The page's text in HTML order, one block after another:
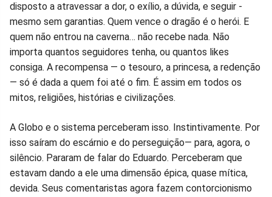
disposto a atravessar a dor, o exílio, a dúvida, e seguir -
mesmo sem garantias. Quem vence o dragão é o herói. E
quem não entrou na caverna… não recebe nada. Não
importa quantos seguidores tenha, ou quantos likes
consiga. A recompensa — o tesouro, a princesa, a redenção
— só é dada a quem foi até o fim. É assim em todos os
mitos, religiões, histórias e civilizações.
A Globo e o sistema perceberam isso. Instintivamente. Por
isso saíram do escárnio e do perseguição— para, agora, o
silêncio. Pararam de falar do Eduardo. Perceberam que
estavam dando a ele uma dimensão épica, quase mítica,
devida. Seus comentaristas agora fazem contorcionismo